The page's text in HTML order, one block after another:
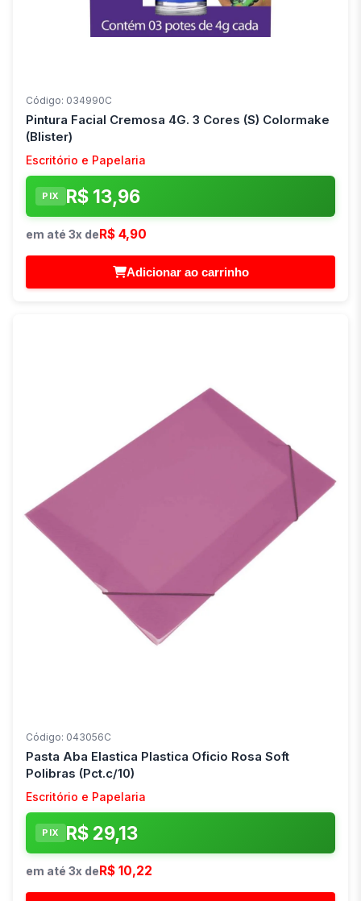
Código: 034990C
Pintura Facial Cremosa 4G. 3 Cores (S) Colormake
(Blister)
Escritório e Papelaria
PIX R$ 13,96
em até 3x deR$ 4,90
Adicionar ao carrinho
Código: 043056C
Pasta Aba Elastica Plastica Oficio Rosa Soft
Polibras (Pct.c/10)
Escritório e Papelaria
PIX R$ 29,13
em até 3x de R$ 10,22